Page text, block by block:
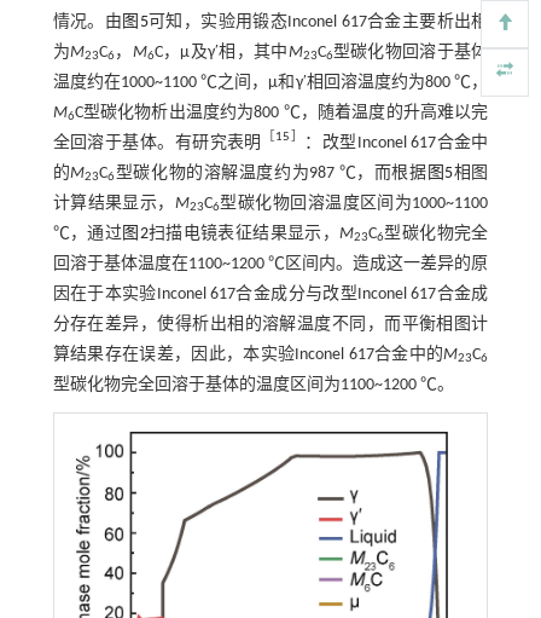
情况。由 图5可知，实验用锻态Inconel 617合金主要析出相
为M23C6， M6C，μ及γ′相，其中M23C6型碳化物回溶于基体
温度约在1000~1100 ℃之间，μ和γ′相回溶温度约为800 ℃，
M6C型碳化物析出温度约为800 ℃，随着温度的升高难以完
全回溶于基体。有研究表明
［15］
：改型Inconel 617合金中
的M23C6型碳化物的溶解温度约为987 ℃，而根据 图5相图
计算结果显示， M23C6型碳化物回溶温度区间为1000~1100
℃，通过 图2扫描电镜表征结果显示，M23C6型碳化物完全
回溶于基体温度在1100~1200 ℃区间内。造成这一差异的原
因在于本实验Inconel 617合金成分与改型Inconel 617合金成
分存在差异，使得析出相的溶解温度不同，而平衡相图计
算结果存在误差，因此，本实验Inconel 617合金中的M23C6
型碳化物完全回溶于基体的温度区间为1100~1200 ℃。